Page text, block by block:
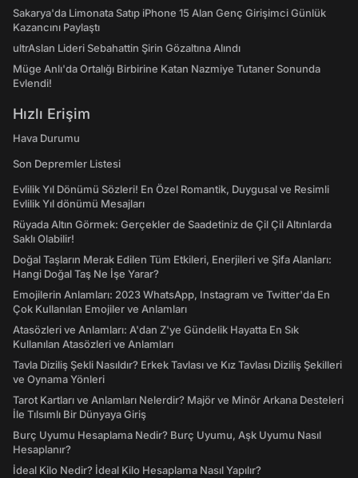
Sakarya'da Limonata Satıp iPhone 15 Alan Genç Girişimci Günlük
Kazancını Paylaştı
ultrAslan Lideri Sebahattin Şirin Gözaltına Alındı
Müge Anlı'da Ortalığı Birbirine Katan Nazmiye Tutaner Sonunda
Evlendi!
Hızlı Erişim
Hava Durumu
Son Depremler Listesi
Evlilik Yıl Dönümü Sözleri! En Özel Romantik, Duygusal ve Resimli
Evlilik Yıl dönümü Mesajları
Rüyada Altın Görmek: Gerçekler de Saadetiniz de Çil Çil Altınlarda
Saklı Olabilir!
Doğal Taşların Merak Edilen Tüm Etkileri, Enerjileri ve Şifa Alanları:
Hangi Doğal Taş Ne İşe Yarar?
Emojilerin Anlamları: 2023 WhatsApp, Instagram ve Twitter'da En
Çok Kullanılan Emojiler ve Anlamları
Atasözleri ve Anlamları: A'dan Z'ye Gündelik Hayatta En Sık
Kullanılan Atasözleri ve Anlamları
Tavla Diziliş Şekli Nasıldır? Erkek Tavlası ve Kız Tavlası Diziliş Şekilleri
ve Oynama Yönleri
Tarot Kartları ve Anlamları Nelerdir? Majör ve Minör Arkana Desteleri
İle Tılsımlı Bir Dünyaya Giriş
Burç Uyumu Hesaplama Nedir? Burç Uyumu, Aşk Uyumu Nasıl
Hesaplanır?
İdeal Kilo Nedir? İdeal Kilo Hesaplama Nasıl Yapılır?